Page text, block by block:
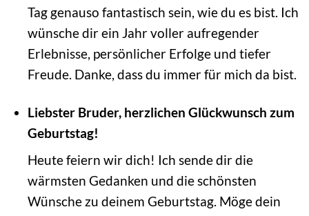
Tag genauso fantastisch sein, wie du es bist. Ich
wünsche dir ein Jahr voller aufregender
Erlebnisse, persönlicher Erfolge und tiefer
Freude. Danke, dass du immer für mich da bist.
Liebster Bruder, herzlichen Glückwunsch zum
Geburtstag!
Heute feiern wir dich! Ich sende dir die
wärmsten Gedanken und die schönsten
Wünsche zu deinem Geburtstag. Möge dein